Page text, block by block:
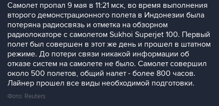
Cамолет пропал 9 мая в 11:21 мск, во время выполнения
второго демонстрационного полета в Индонезии была
потеряна радиосвязь и отметка на обзорном
радиолокаторе с самолетом Sukhoi Superjet 100. Первый
полет был совершен в этот же день и прошел в штатном
режиме. До потери связи никакой информации об
отказе систем на самолете не было. Самолет совершил
около 500 полетов, общий налет - более 800 часов.
Лайнер прошел все виды необходимой подготовки.
Фото: Reuters